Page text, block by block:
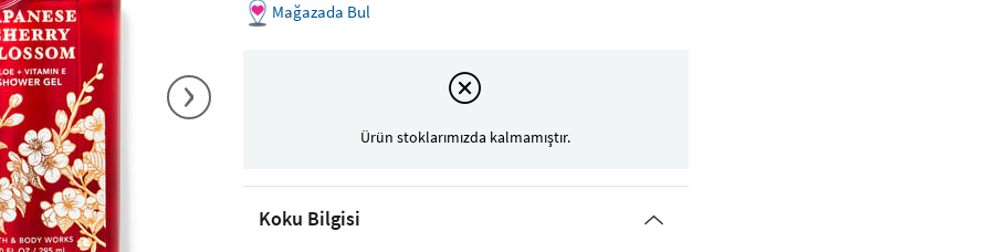
›
Mağazada Bul
Ürün stoklarımızda kalmamıştır.
Koku Bilgisi